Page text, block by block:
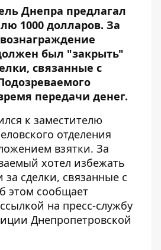
Днепра предлагал
1000 долларов. За
был "закрыть"
связанные с
передачи денег.
к заместителю
отделения
взятки. За
хотел избежать
за сделки, связанные с
этом сообщает
на пресс-службу
Днепропетровской